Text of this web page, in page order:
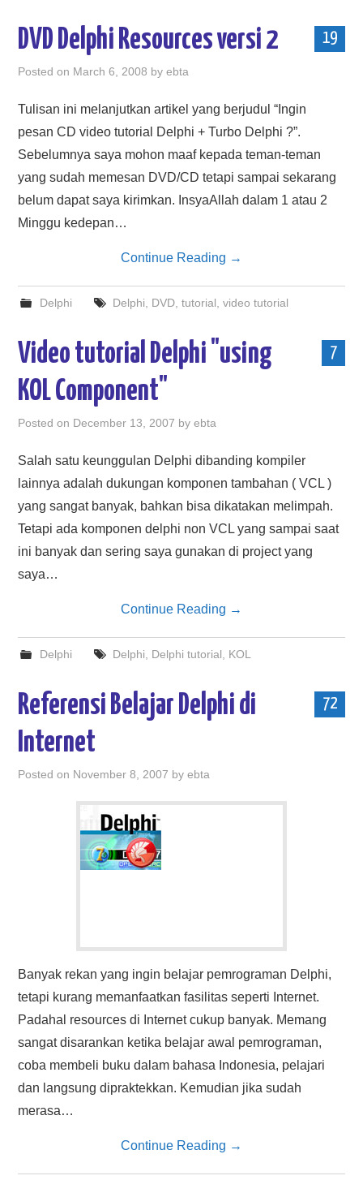
19
DVD Delphi Resources versi 2
Posted on March 6, 2008 byebta
Tulisan ini melanjutkan artikel yang berjudul “Ingin
pesan CD video tutorial Delphi + Turbo Delphi ?”.
Sebelumnya saya mohon maaf kepada teman-teman
yang sudah memesan DVD/CD tetapi sampai sekarang
belum dapat saya kirimkan. InsyaAllah dalam 1 atau 2
Minggu kedepan…
Continue Reading →
Delphi Delphi DVD, tutorial video tutorial
7
Video tutorial Delphi "using
KOL Component"
Posted on December 13, 2007 byebta
Salah satu keunggulan Delphi dibanding kompiler
lainnya adalah dukungan komponen tambahan ( VCL )
yang sangat banyak, bahkan bisa dikatakan melimpah.
Tetapi ada komponen delphi non VCL yang sampai saat
ini banyak dan sering saya gunakan di project yang
saya…
Continue Reading →
Delphi Delphi Delphi tutorial KOL
72
Referensi Belajar Delphi di
Internet
Posted on November 8, 2007 byebta
Banyak rekan yang ingin belajar pemrograman Delphi,
tetapi kurang memanfaatkan fasilitas seperti Internet.
Padahal resources di Internet cukup banyak. Memang
sangat disarankan ketika belajar awal pemrograman,
coba membeli buku dalam bahasa Indonesia, pelajari
dan langsung dipraktekkan. Kemudian jika sudah
merasa…
Continue Reading →